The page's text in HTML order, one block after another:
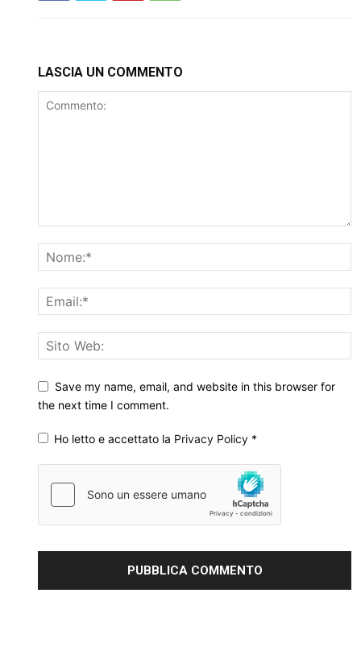
LASCIA UN COMMENTO
Save my name, email, and website in this browser for
the next time I comment.
Ho letto e accettato la Privacy Policy *